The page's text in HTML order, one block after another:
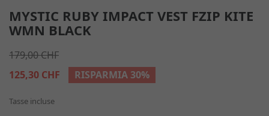
MYSTIC RUBY IMPACT VEST FZIP KITE
WMN BLACK
179,00 CHF
125,30 CHF
RISPARMIA 30%
Tasse incluse